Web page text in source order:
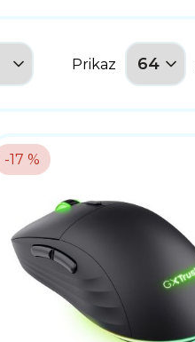
Prikaz
-17 %